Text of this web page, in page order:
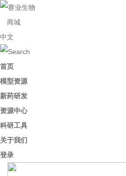
商城
中文
首页
模型资源
新药研发
资源中心
科研工具
关于我们
登录